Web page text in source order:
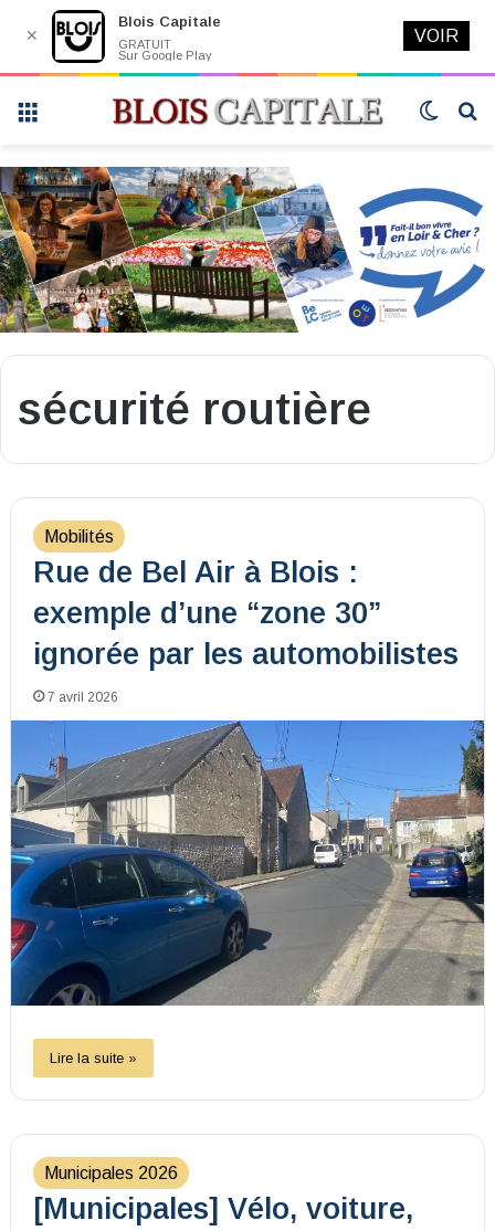
Switch
sécurité routière
Mobilités
Rue de Bel Air à Blois :
exemple d’une “zone 30”
ignorée par les automobilistes
7 avril 2026
Lire la suite »
Municipales 2026
[Municipales] Vélo, voiture,
✕
Blois Capitale
GRATUIT
Sur Google Play
VOIR